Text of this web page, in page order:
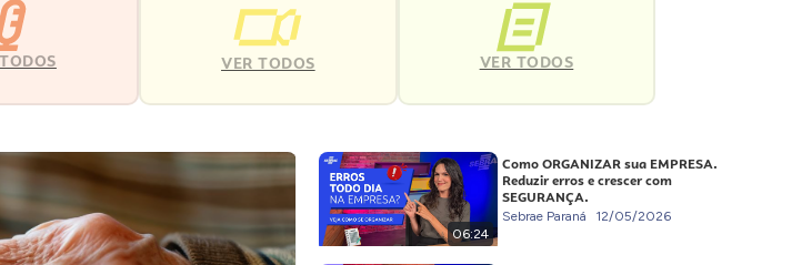
VER TODOS VER TODOS
06:24
Como ORGANIZAR sua EMPRESA.
Reduzir erros e crescer com
SEGURANÇA.
Sebrae Paraná 12/05/2026